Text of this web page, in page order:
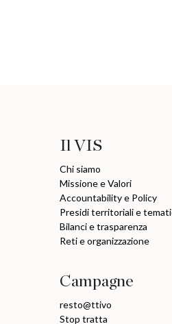
Il VIS
Chi siamo
Missione e Valori
Accountability e Policy
Presidi territoriali e
Bilanci e trasparenza
Reti e organizzazione
Campagne
resto@ttivo
Stop tratta